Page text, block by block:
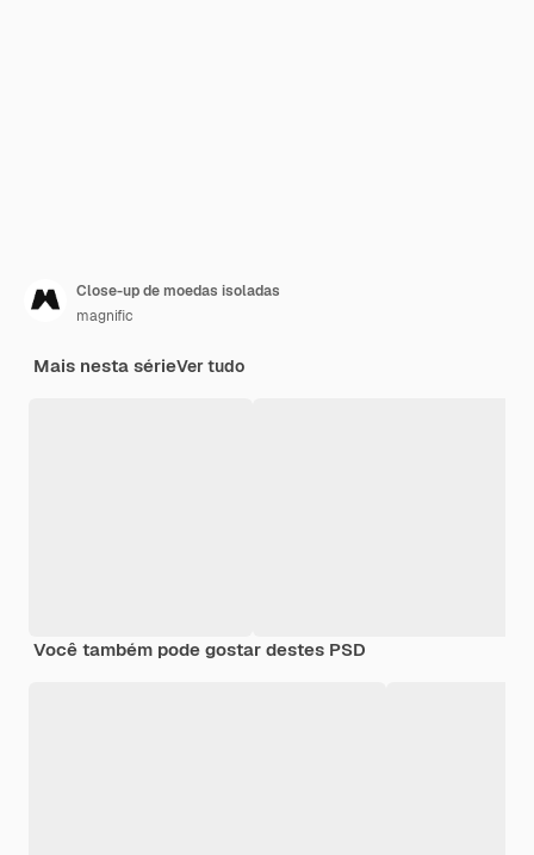
Close-up de moedas isoladas
magnific
Mais nesta sérieVer tudo
Você também pode gostar destes PSD